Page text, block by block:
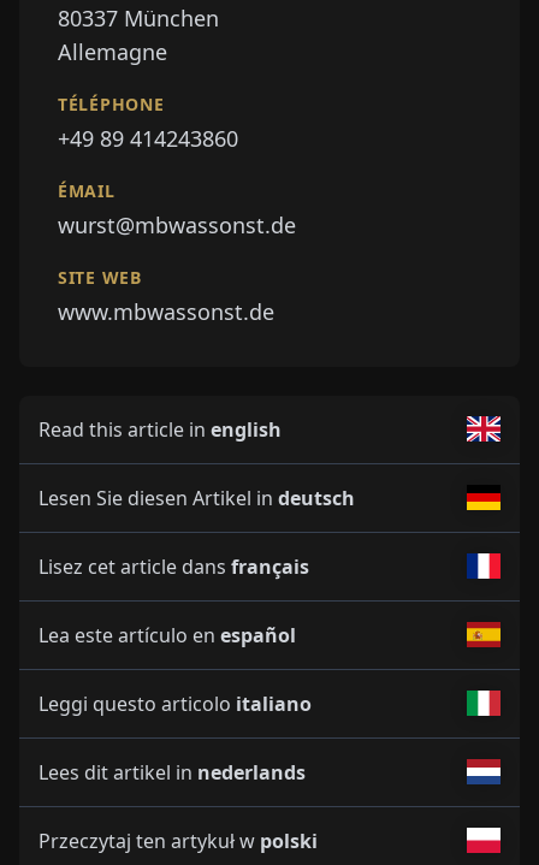
80337 München
Allemagne
TÉLÉPHONE
+49 89 414243860
ÉMAIL
wurst@mbwassonst.de
SITE WEB
www.mbwassonst.de
Read this article in english
Lesen Sie diesen Artikel in deutsch
Lisez cet article dans français
Lea este artículo en español
Leggi questo articolo italiano
Lees dit artikel in nederlands
Przeczytaj ten artykuł w polski